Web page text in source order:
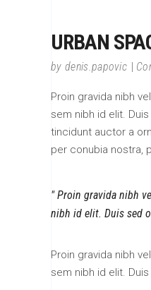
URBAN
by denis.papovic
Proin gravida nibh
sem nibh id elit.
tincidunt auctor a
per conubia nostra,
Proin gravida nibh
nibh id elit. Duis sed
Proin gravida nibh
sem nibh id elit.